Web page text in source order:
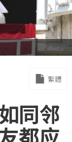
繁體
同邻
都应